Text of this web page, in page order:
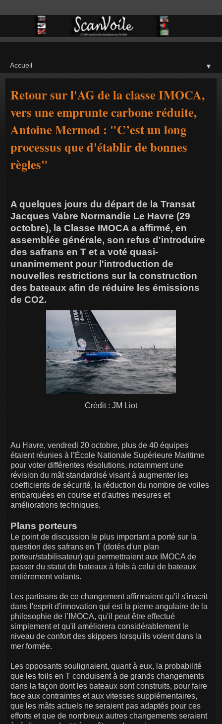
▼
Retour sur l'AG de la classe IMOCA,
vers une emprunte carbone réduite,
Antoine Mermod : "C’est un long
processus que d'établir de bonnes
règles"
A quelques jours du départ de la Transat
Jacques Vabre Normandie Le Havre (29
octobre), la Classe IMOCA a affirmé, en
assemblée générale, son refus d'introduire
des safrans en T et a voté quasi-
unanimement pour l'introduction de
nouvelles restrictions sur la construction
des bateaux afin de réduire les émissions
de CO2.
Crédit : JM Liot
Au Havre, vendredi 20 octobre, plus de 40 équipes
étaient réunies à l’École Nationale Supérieure Maritime
pour voter différentes résolutions, notamment une
révision du mât standardisé visant à augmenter les
coefficients de sécurité, la réduction du nombre de voiles
embarquées en course et d'autres mesures et
améliorations techniques.
Plans porteurs
Le point de discussion le plus important a porté sur la
question des safrans en T (dotés d'un plan
porteur/stabilisateur) qui permettraient aux IMOCA de
passer du statut de bateaux à foils à celui de bateaux
entièrement volants.
Les partisans de ce changement affirmaient qu'il s'inscrit
dans l'esprit d'innovation qui est la pierre angulaire de la
philosophie de l’IMOCA, qu'il peut être effectué
simplement et qu'il améliorera considérablement le
niveau de confort des skippers lorsqu'ils volent dans la
mer formée.
Les opposants soulignaient, quant à eux, la probabilité
que les foils en T conduisent à de grands changements
dans la façon dont les bateaux sont construits, pour faire
face aux contraintes et aux vitesses supplémentaires,
que les mâts actuels ne seraient pas adaptés pour ces
efforts et que de nombreux autres changements seraient